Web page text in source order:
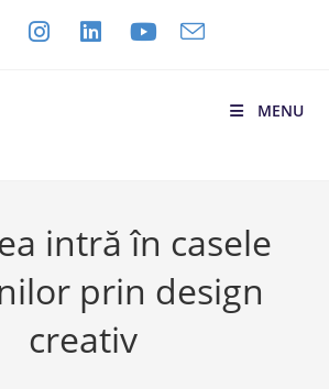
MENU
intră în casele
prin design
creativ